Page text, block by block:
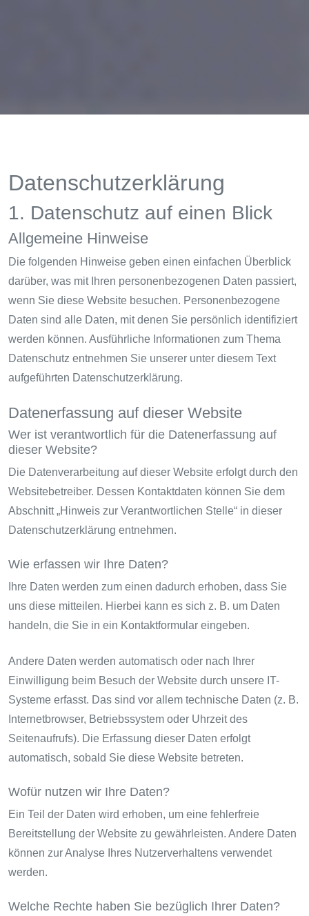
Datenschutz­erklärung
1. Datenschutz auf einen Blick
Allgemeine Hinweise
Die folgenden Hinweise geben einen einfachen Überblick
darüber, was mit Ihren personenbezogenen Daten passiert,
wenn Sie diese Website besuchen. Personenbezogene
Daten sind alle Daten, mit denen Sie persönlich identifiziert
werden können. Ausführliche Informationen zum Thema
Datenschutz entnehmen Sie unserer unter diesem Text
aufgeführten Datenschutzerklärung.
Datenerfassung auf dieser Website
Wer ist verantwortlich für die Datenerfassung auf
dieser Website?
Die Datenverarbeitung auf dieser Website erfolgt durch den
Websitebetreiber. Dessen Kontaktdaten können Sie dem
Abschnitt „Hinweis zur Verantwortlichen Stelle“ in dieser
Datenschutzerklärung entnehmen.
Wie erfassen wir Ihre Daten?
Ihre Daten werden zum einen dadurch erhoben, dass Sie
uns diese mitteilen. Hierbei kann es sich z. B. um Daten
handeln, die Sie in ein Kontaktformular eingeben.
Andere Daten werden automatisch oder nach Ihrer
Einwilligung beim Besuch der Website durch unsere IT-
Systeme erfasst. Das sind vor allem technische Daten (z. B.
Internetbrowser, Betriebssystem oder Uhrzeit des
Seitenaufrufs). Die Erfassung dieser Daten erfolgt
automatisch, sobald Sie diese Website betreten.
Wofür nutzen wir Ihre Daten?
Ein Teil der Daten wird erhoben, um eine fehlerfreie
Bereitstellung der Website zu gewährleisten. Andere Daten
können zur Analyse Ihres Nutzerverhaltens verwendet
werden.
Welche Rechte haben Sie bezüglich Ihrer Daten?